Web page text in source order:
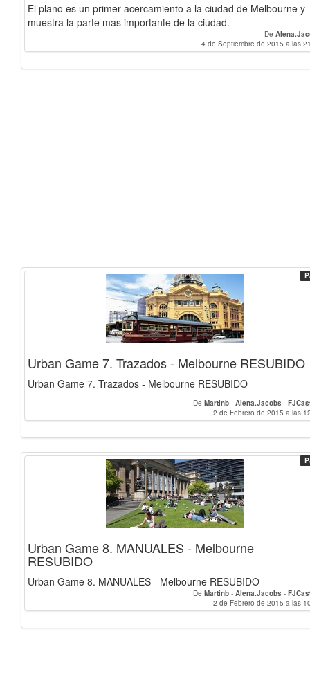
El plano es un primer acercamiento a la ciudad de Melbourne y
muestra la parte mas importante de la ciudad.
De
4 de Septiembre de 2015 a las
Urban Game 7. Trazados - Melbourne RESUBIDO
Urban Game 7. Trazados - Melbourne RESUBIDO
De Martinb - Alena.Jacobs -
2 de Febrero de 2015 a las
Urban Game 8. MANUALES - Melbourne
RESUBIDO
Urban Game 8. MANUALES - Melbourne RESUBIDO
De Martinb - Alena.Jacobs -
2 de Febrero de 2015 a las